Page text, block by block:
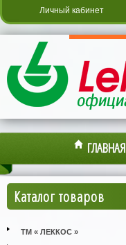
Личный кабинет
ГЛАВНАЯ
Каталог товаров
ТМ « ЛЕККОС »